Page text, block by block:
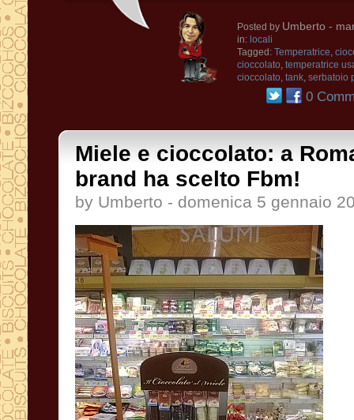
Posted by Umberto -
in: locali
Tagged: Temperatrice,
cioccolato, temperatrice
cioccolato, tank, serbatoio
0
Miele e cioccolato: a
brand ha scelto Fbm!
by Umberto - domenica 5 gennaio